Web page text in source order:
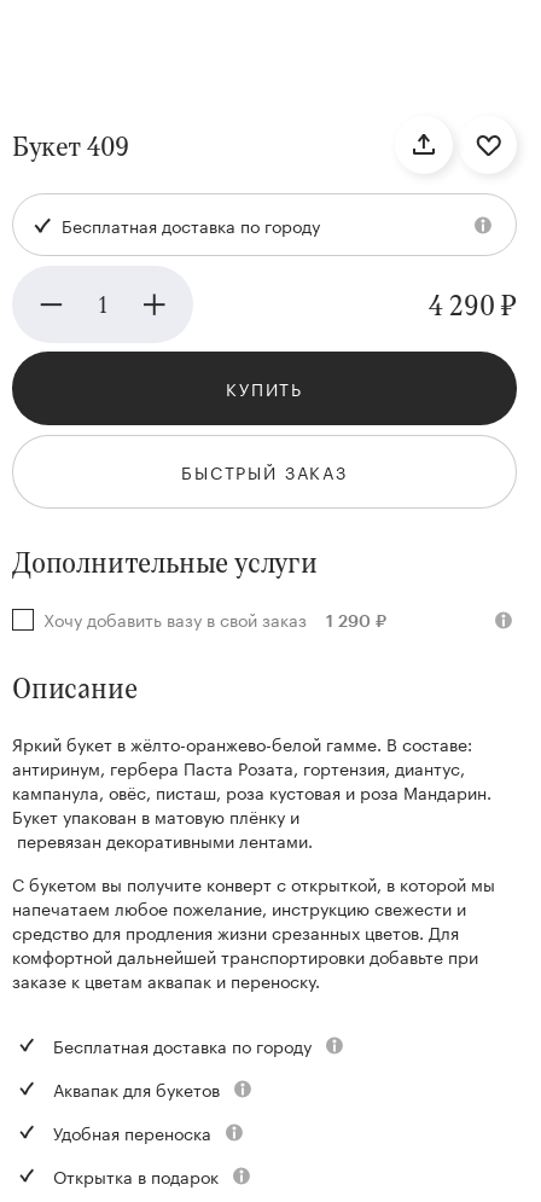
Kenzan
Collection
Букет 409
Бесплатная доставка по городу
4 290 ₽
КУПИТЬ
БЫСТРЫЙ ЗАКАЗ
Дополнительные услуги
Хочу добавить вазу в свой заказ 1 290 ₽
Описание
Яркий букет в жёлто-оранжево-белой гамме. В составе:
антиринум, гербера Паста Розата, гортензия, диантус,
кампанула, овёс, писташ, роза кустовая и роза Мандарин.
Букет упакован в матовую плёнку и
перевязан декоративными лентами.
С букетом вы получите конверт с открыткой, в которой мы
напечатаем любое пожелание, инструкцию свежести и
средство для продления жизни срезанных цветов. Для
комфортной дальнейшей транспортировки добавьте при
заказе к цветам аквапак и переноску.
Бесплатная доставка по городу
Аквапак для букетов
Удобная переноска
Открытка в подарок